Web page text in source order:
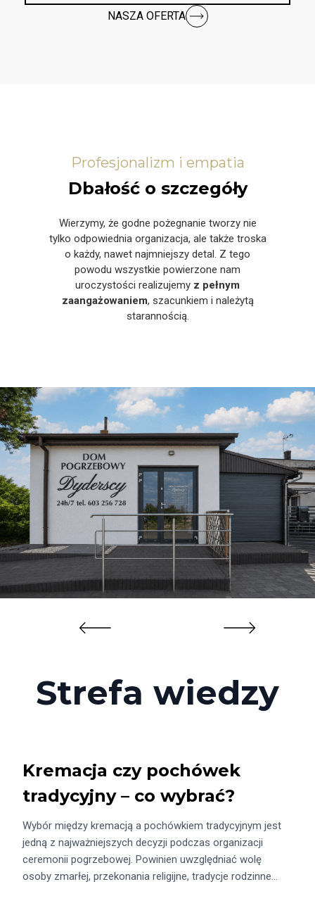
NASZA OFERTA
Profesjonalizm i empatia
Dbałość o szczegóły
Wierzymy, że godne pożegnanie tworzy nie
tylko odpowiednia organizacja, ale także troska
o każdy, nawet najmniejszy detal. Z tego
powodu wszystkie powierzone nam
uroczystości realizujemy z pełnym
zaangażowaniem, szacunkiem i należytą
starannością.
Strefa wiedzy
Kremacja czy pochówek
tradycyjny – co wybrać?
Wybór między kremacją a pochówkiem tradycyjnym jest
jedną z najważniejszych decyzji podczas organizacji
ceremonii pogrzebowej. Powinien uwzględniać wolę
osoby zmarłej, przekonania religijne, tradycje rodzinne…